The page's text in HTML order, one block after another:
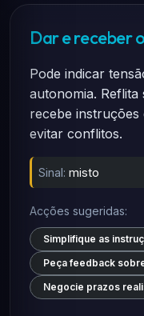
Dar e receber
Pode indicar
autonomia.
recebe instruções
evitar conflitos.
Sinal: misto
Acções sugeridas:
Simplifique as
Peça feedback
Negocie prazos